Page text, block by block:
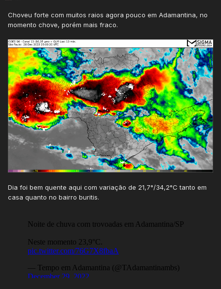
Choveu forte com muitos raios agora pouco em Adamantina, no
momento chove, porém mais fraco.
Dia foi bem quente aqui com variação de 21,7°/34,2°C tanto em
casa quanto no bairro buritis.